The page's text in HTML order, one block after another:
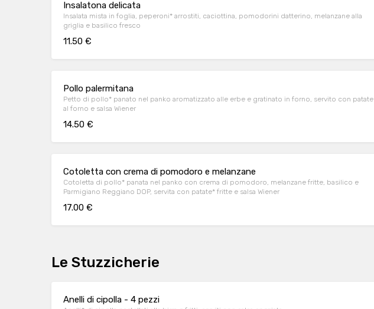
Insalatona delicata
Insalata mista in foglia, peperoni* arrostiti, caciottina, pomodorini datterino, melanzane alla
griglia e basilico fresco
11.50 €
Pollo palermitana
Petto di pollo* panato nel panko aromatizzato alle erbe e gratinato in forno, servito con patate
al forno e salsa Wiener
14.50 €
Cotoletta con crema di pomodoro e melanzane
Cotoletta di pollo* panata nel panko con crema di pomodoro, melanzane fritte, basilico e
Parmigiano Reggiano DOP, servita con patate* fritte e salsa Wiener
17.00 €
Le Stuzzicherie
Anelli di cipolla - 4 pezzi